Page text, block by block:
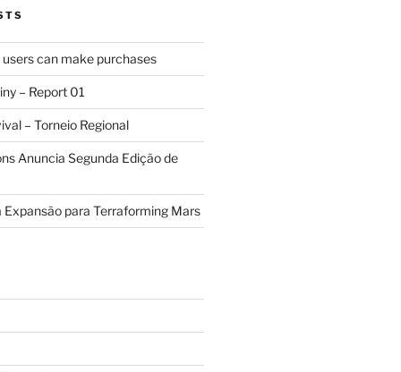
can make purchases
– Report 01
– Torneio Regional
Anuncia Segunda Edição de
Expansão para Terraforming Mars